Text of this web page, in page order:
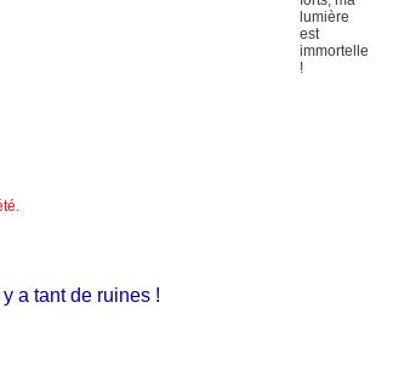
tant de ruines !